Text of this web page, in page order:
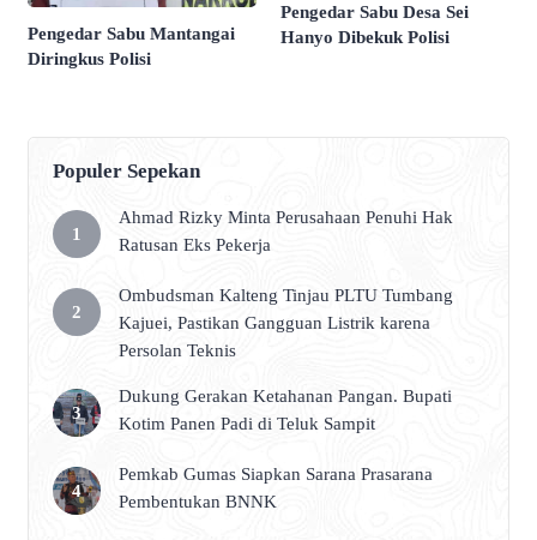
Pengedar Sabu Mantangai
Diringkus Polisi
Pengedar Sabu Desa Sei
Hanyo Dibekuk Polisi
Populer Sepekan
Ahmad Rizky Minta Perusahaan Penuhi Hak
Ratusan Eks Pekerja
Ombudsman Kalteng Tinjau PLTU Tumbang
Kajuei, Pastikan Gangguan Listrik karena
Persolan Teknis
Dukung Gerakan Ketahanan Pangan. Bupati
Kotim Panen Padi di Teluk Sampit
Pemkab Gumas Siapkan Sarana Prasarana
Pembentukan BNNK